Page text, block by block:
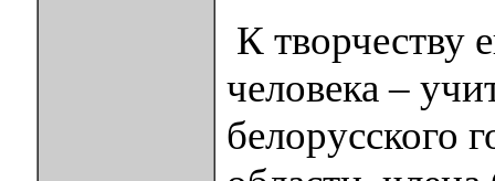
К творчеству
человека –
белорусского